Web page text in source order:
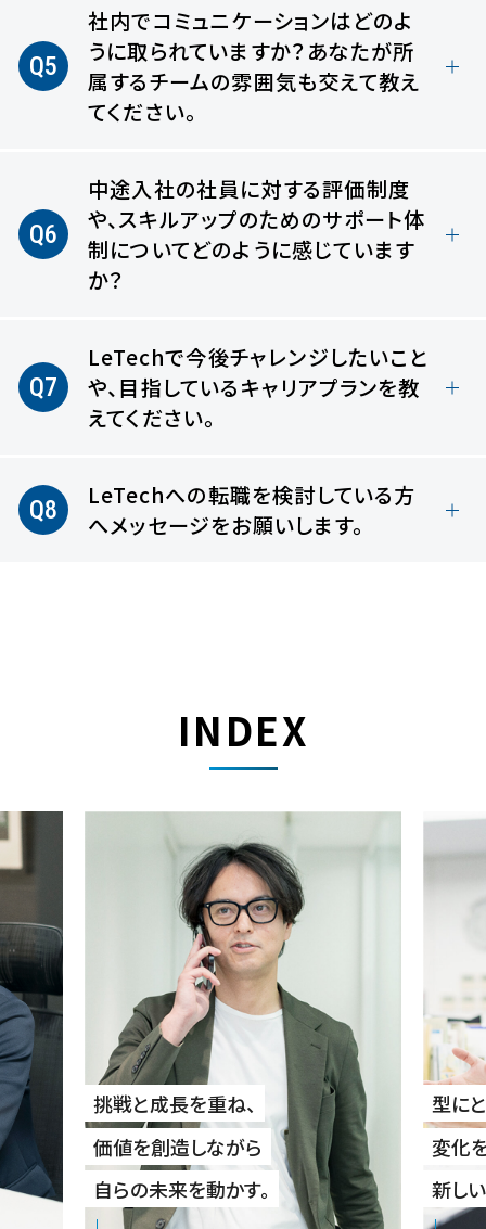
Q5
社内でコミュニケーションはどのよ
うに取られていますか？ あなたが所
属するチームの雰囲気も交えて教え
てください。
Q6
中途入社の社員に対する評価制度
や、スキルアップのためのサポート体
制についてどのように感じています
か？
Q7
LeTechで今後チャレンジしたいこと
や、目指しているキャリアプランを教
えてください。
Q8
LeTechへの転職を検討している方
へメッセージをお願いします。
INDEX
挑戦と成長を重ね、
価値を創造しながら
自らの未来を動かす。
型に
変化
新し